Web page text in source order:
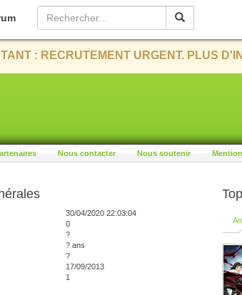
: RECRUTEMENT URGENT. PLUS
Nous contacter Nous soutenir
30/04/2020 22:03:04
0
?
? ans
?
17/09/2013
1